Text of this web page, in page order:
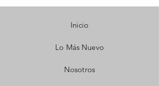
Inicio
Lo Más Nuevo
Nosotros